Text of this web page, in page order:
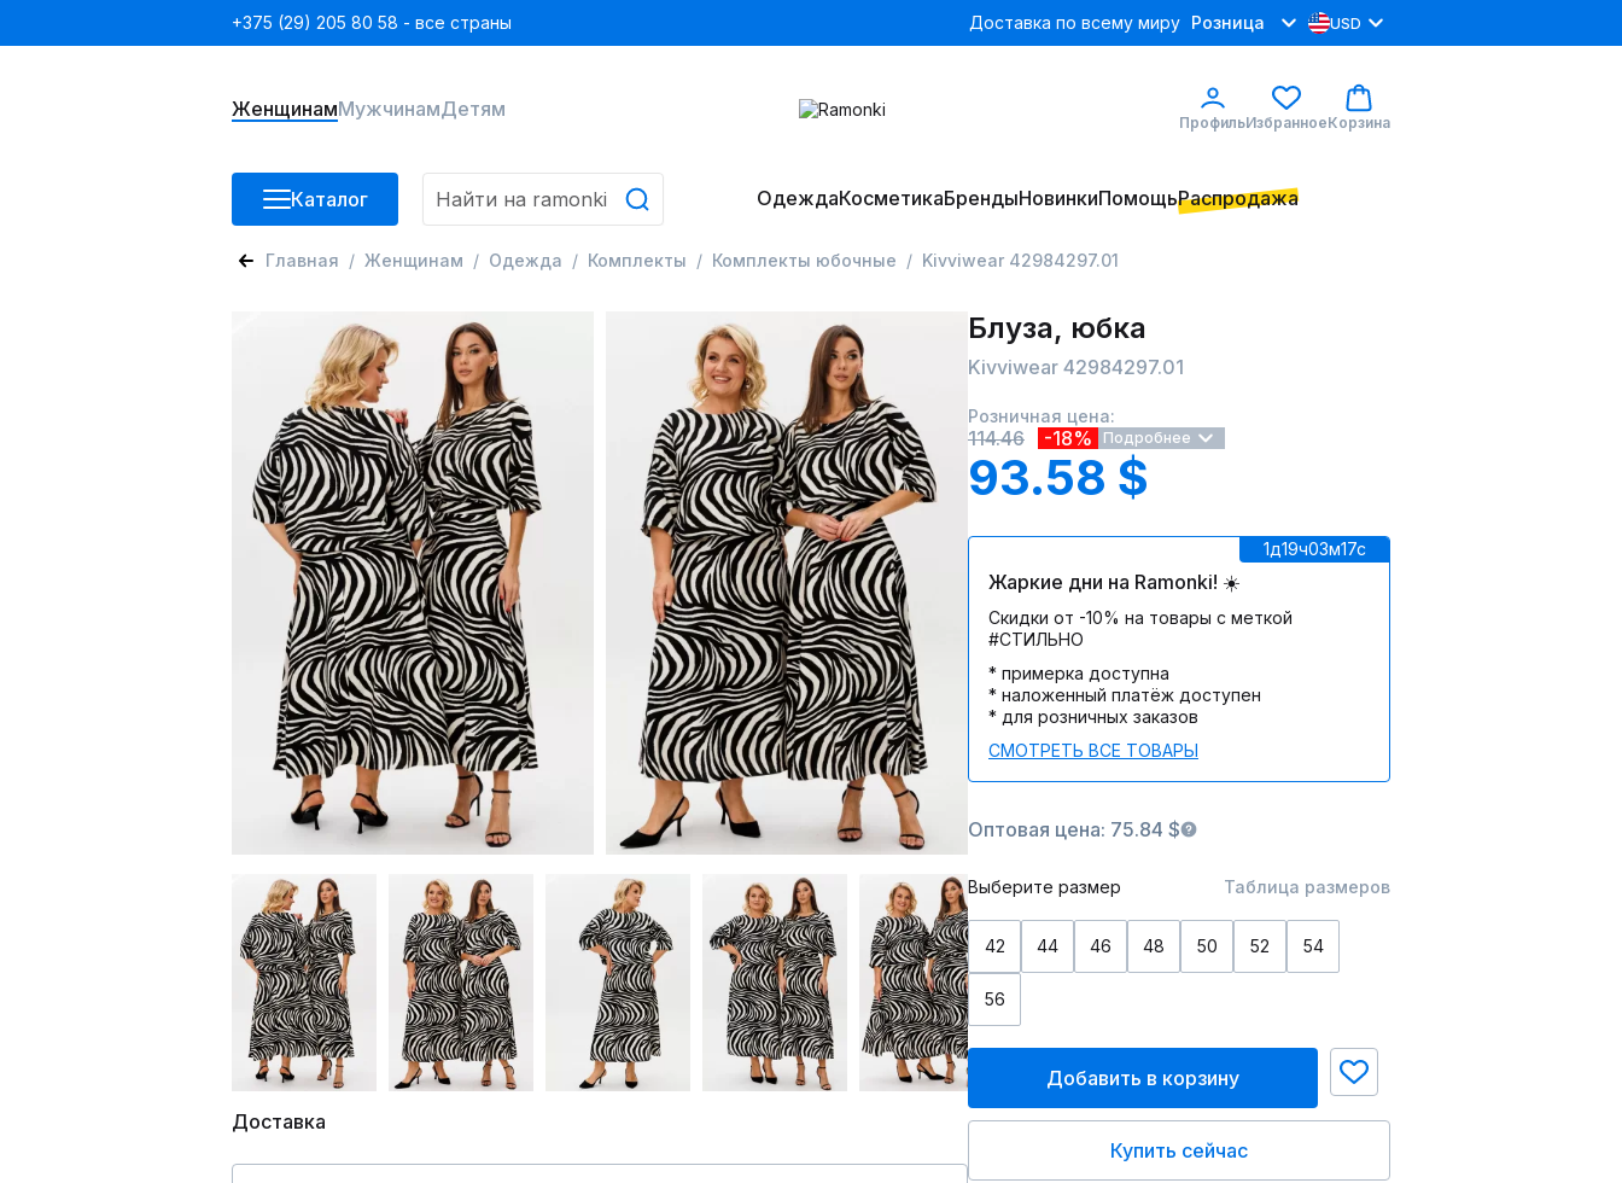
+375 (29) 205 80 58 - все страны Доставка по всему миру Розница USD
ЖенщинамМужчинамДетям
ПрофильИзбранноеКорзина
Каталог ОдеждаКосметикаБрендыНовинкиПомощьРаспродажа
Главная Женщинам Одежда Комплекты Комплекты юбочные Kivviwear 42984297.01
Доставка
Блуза, юбка
Kivviwear 42984297.01
Розничная цена:
114.46 -18% Подробнее
93.58 $
1д19ч03м17c
Жаркие дни на Ramonki! ☀️
Скидки от -10% на товары с меткой
#СТИЛЬНО
* примерка доступна
* наложенный платёж доступен
* для розничных заказов
СМОТРЕТЬ ВСЕ ТОВАРЫ
Оптовая цена: 75.84 $
Выберите размер Таблица размеров
42 44 46 48 50 52 54
56
Добавить в корзину
Купить сейчас